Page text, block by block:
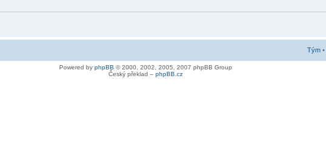
Tým •
Powered by phpBB © 2000, 2002, 2005, 2007 phpBB Group
Český překlad – phpBB.cz